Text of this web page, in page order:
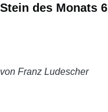
Stein des Monats 6
von Franz Ludescher